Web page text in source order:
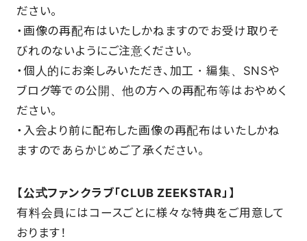
ださい。
・画像の再配布はいたしかねますのでお受け取りそ
びれのないようにご注意ください。
・個人的にお楽しみいただき、加工・編集、SNSや
ブログ等での公開、他の方への再配布等はおやめく
ださい。
・入会より前に配布した画像の再配布はいたしかね
ますのであらかじめご了承ください。
【公式ファンクラブ「CLUB ZEEKSTAR」】
有料会員にはコースごとに様々な特典をご用意して
おります！